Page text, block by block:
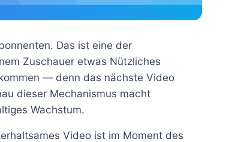
Das ist eine der
Zuschauer etwas Nützliches
— denn das nächste Video
dieser Mechanismus macht
Wachstum.
Video ist im Moment des